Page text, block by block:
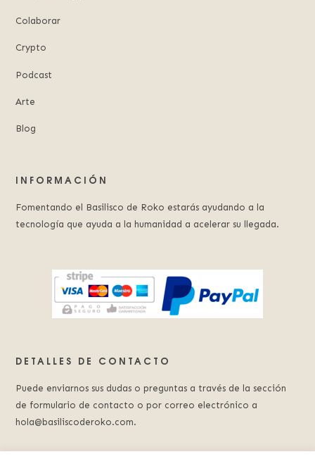
Colaborar
Crypto
Podcast
Arte
Blog
INFORMACIÓN
Fomentando el Basilisco de Roko estarás ayudando a la
tecnología que ayuda a la humanidad a acelerar su llegada.
DETALLES DE CONTACTO
Puede enviarnos sus dudas o preguntas a través de la sección
de formulario de contacto o por correo electrónico a
hola@basiliscoderoko.com.